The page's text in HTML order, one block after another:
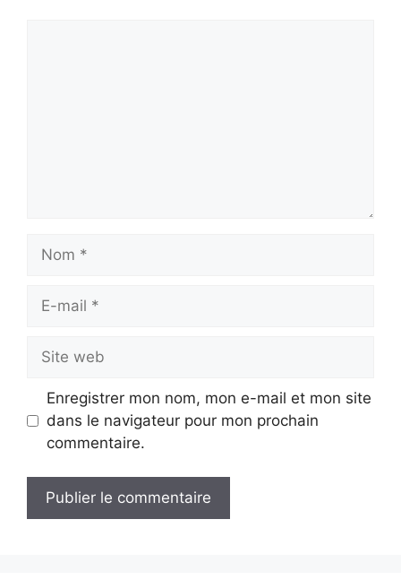
mail
web
Enregistrer mon nom, mon e-mail et mon site
dans le navigateur pour mon prochain
commentaire.